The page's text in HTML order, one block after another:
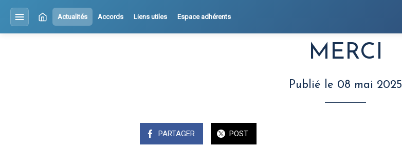
Actualités Accords Liens utiles Espace adhérents
MERCI
Publié le 08 mai 2025
PARTAGER POST